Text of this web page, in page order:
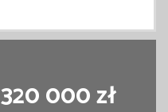
320 000 zł